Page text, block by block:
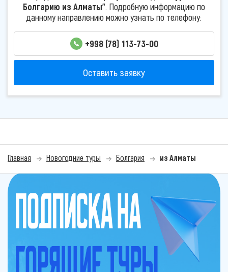
Болгарию из Алматы". Подробную информацию по
данному направлению можно узнать по телефону:
+998 (78) 113-73-00
Оставить заявку
Главная Новогодние туры Болгария из Алматы